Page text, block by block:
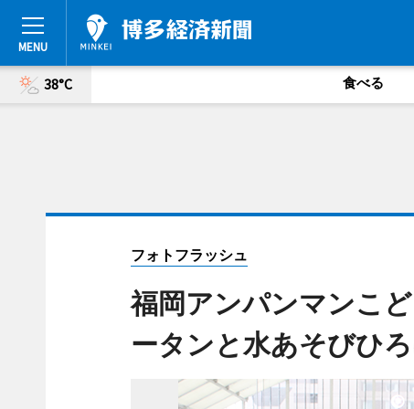
38°C 食べる
フォトフラッシュ
福岡アンパンマンこ
ータンと水あそびひろ